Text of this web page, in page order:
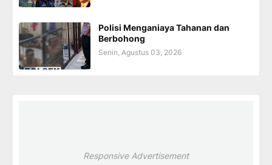
Polisi Menganiaya Tahanan dan
Berbohong
Senin, Agustus 03, 2026
Responsive Advertisement